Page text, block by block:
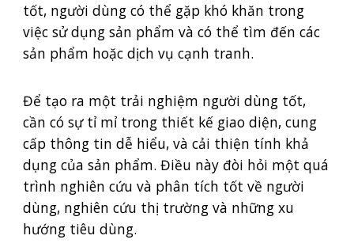
tốt, người dùng có thể gặp khó khăn trong
việc sử dụng sản phẩm và có thể tìm đến các
sản phẩm hoặc dịch vụ cạnh tranh.
Để tạo ra một trải nghiệm người dùng tốt,
cần có sự tỉ mỉ trong thiết kế giao diện, cung
cấp thông tin dễ hiểu, và cải thiện tính khả
dụng của sản phẩm. Điều này đòi hỏi một quá
trình nghiên cứu và phân tích tốt về người
dùng, nghiên cứu thị trường và những xu
hướng tiêu dùng.